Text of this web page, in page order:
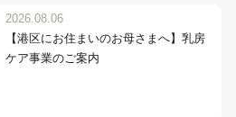
2026.08.06
【港区にお住まいのお母さまへ】乳房
ケア事業のご案内